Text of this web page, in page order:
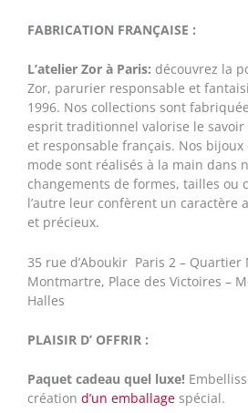
FABRICATION FRANÇAISE :
L’atelier Zor à Paris: découvrez la
Zor, parurier responsable et
1996. Nos collections sont
esprit traditionnel valorise le
et responsable français. Nos bijoux
mode sont réalisés à la main dans
changements de formes, tailles ou
l’autre leur confèrent un caractère
et précieux.
35 rue d’Aboukir Paris 2 – Quartier
Montmartre, Place des Victoires –
Halles
PLAISIR D’ OFFRIR :
Paquet cadeau quel luxe!
création d’un emballage spécial.